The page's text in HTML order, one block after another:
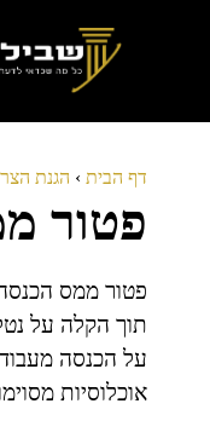
דף הבית › הגנת
פטור ממס
פטור ממס
על הכנסה
אוכלוסיות